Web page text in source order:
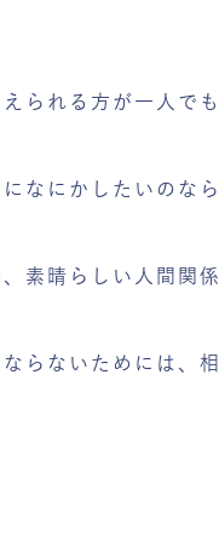
られる方が一人で
なにかしたいのな
素晴らしい人間関係
らないためには、